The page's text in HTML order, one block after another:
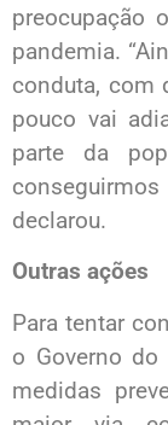
preocupação
pandemia.
conduta, com
pouco vai
parte da
declarou.
Outras ações
Para tentar
o Governo do
medidas